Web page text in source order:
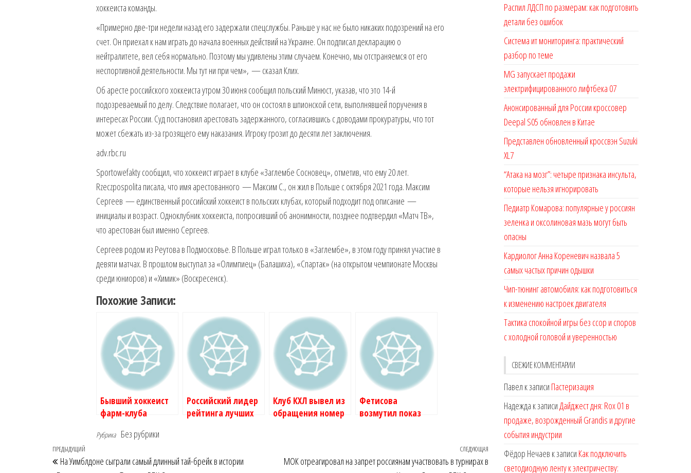
хоккеиста команды.
«Примерно две-три недели назад его задержали спецслужбы. Раньше у нас не было никаких подозрений на его
счет. Он приехал к нам играть до начала военных действий на Украине. Он подписал декларацию о
нейтралитете, вел себя нормально. Поэтому мы удивлены этим случаем. Конечно, мы отстраняемся от его
неспортивной деятельности. Мы тут ни при чем», — сказал Клих.
Об аресте российского хоккеиста утром 30 июня сообщил польский Минюст, указав, что это 14-й
подозреваемый по делу. Следствие полагает, что он состоял в шпионской сети, выполнявшей поручения в
интересах России. Суд постановил арестовать задержанного, согласившись с доводами прокуратуры, что тот
может сбежать из-за грозящего ему наказания. Игроку грозит до десяти лет заключения.
adv.rbc.ru
Sportowefakty сообщил, что хоккеист играет в клубе «Заглембе Сосновец», отметив, что ему 20 лет.
Rzeczpospolita писала, что имя арестованного — Максим С., он жил в Польше с октября 2021 года. Максим
Сергеев — единственный российский хоккеист в польских клубах, который подходит под описание —
инициалы и возраст. Одноклубник хоккеиста, попросивший об анонимности, позднее подтвердил «Матч ТВ»,
что арестован был именно Сергеев.
Сергеев родом из Реутова в Подмосковье. В Польше играл только в «Заглембе», в этом году принял участие в
девяти матчах. В прошлом выступал за «Олимпиец» (Балашиха), «Спартак» (на открытом чемпионате Москвы
среди юниоров) и «Химик» (Воскресенск).
Похожие Записи:
Бывший хоккеист
фарм-клуба
в зоне военной
:: РБК Спорт
Российский лидер
рейтинга лучших
Спорт
Клуб КХЛ вывел из
обращения номер
Фетисова
возмутил показ
Хоккей :: РБК Спорт
Рубрика Без рубрики
Навигация
по
Предыдущая
запись
ПРЕДЫДУЩИЙ
На Уимблдоне сыграли самый длинный тай-брейк в истории
Следующая
запись
СЛЕДУЮЩАЯ
МОК отреагировал на запрет россиянам участвовать в турнирах в
Распил ЛДСП по размерам: как подготовить
детали без ошибок
Система ит мониторинга: практический
разбор по теме
MG запускает продажи
электрифицированного лифтбека 07
Анонсированный для России кроссовер
Deepal S05 обновлен в Китае
Представлен обновленный кроссвэн Suzuki
XL7
“Атака на мозг”: четыре признака инсульта,
которые нельзя игнорировать
Педиатр Комарова: популярные у россиян
зеленка и оксолиновая мазь могут быть
опасны
Кардиолог Анна Кореневич назвала 5
самых частых причин одышки
Чип-тюнинг автомобиля: как подготовиться
к изменению настроек двигателя
Тактика спокойной игры без ссор и споров
с холодной головой и уверенностью
СВЕЖИЕ КОММЕНТАРИИ
Павел к записи Пастеризация
Надежда к записиДайджест дня: Rox 01 в
продаже, возрожденный Grandis и другие
события индустрии
Фёдор Нечаев к записи Как подключить
светодиодную ленту к электричеству: